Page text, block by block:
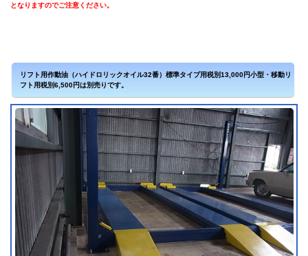
となりますのでご注意ください。